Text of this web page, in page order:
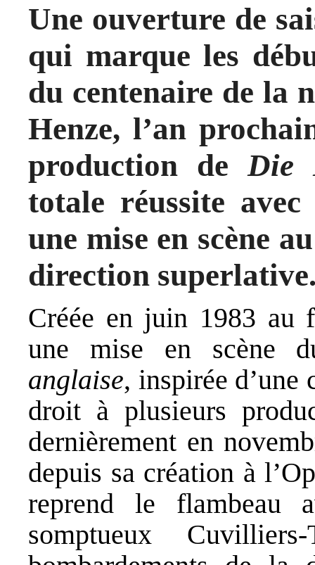
Une ouverture de
qui marque les
du centenaire de la
Henze, l’an
production de Die
totale réussite
une mise en scène
direction
Créée en juin 1983 au
une mise en scène
anglaise, inspirée d’une
droit à plusieurs
dernièrement en
depuis sa création à
reprend le flambeau
somptueux